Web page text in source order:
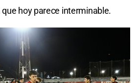
hoy parece interminable.